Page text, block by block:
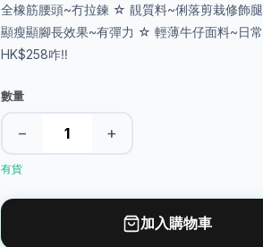
全橡筋腰頭~冇拉鍊 ☆ 靚質料~俐落剪栽修飾
顯瘦顯腳長效果~有彈力 ☆ 輕薄牛仔面料~日
HK$258咋‼️
數量
− +
有貨
加入購物車